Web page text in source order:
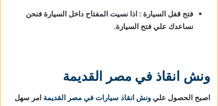
فتح قفل السيارة : اذا نسيت المفتاح داخل السيارة فنحن
نساعدك علي فتح السيارة.
ونش انقاذ في مصر القديمة
اصبح الحصول علي ونش انقاذ سيارات في مصر القديمة امر سهل